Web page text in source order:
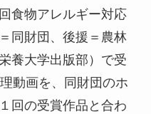
食物アレルギー対応
同財団、後援＝農林
養大学出版部）で受
動画を、同財団のホ
回の受賞作品と合わ